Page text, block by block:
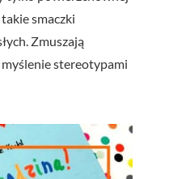
smaczki
Zmuszają
stereotypami